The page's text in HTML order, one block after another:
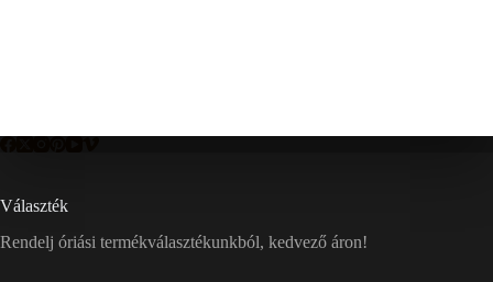
Választék
Rendelj óriási termékválasztékunkból, kedvező áron!